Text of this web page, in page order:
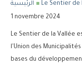
الرئيسية
Le Sentier de
1 novembre 2024
Le Sentier de la Vallée
l'Union des
bases du